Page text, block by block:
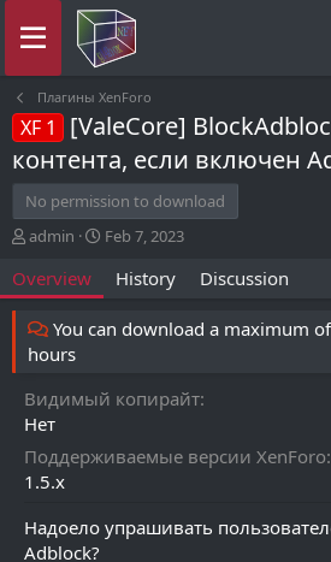
Плагины XenForo
XF 1
[ValeCore]
контента, если включен
No permission to download
A
t
h
o
r
admin
C
t
d
t
Feb 7, 2023
Overview History Discussion
You can download a maximum of
hours
Видимый копирайт
Нет
Поддерживаемые версии XenForo
1.5.x
Надоело упрашивать
Adblock?